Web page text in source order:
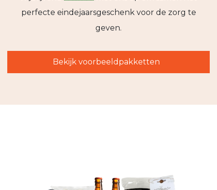
perfecte eindejaarsgeschenk voor de zorg te
geven.
Bekijk voorbeeldpakketten